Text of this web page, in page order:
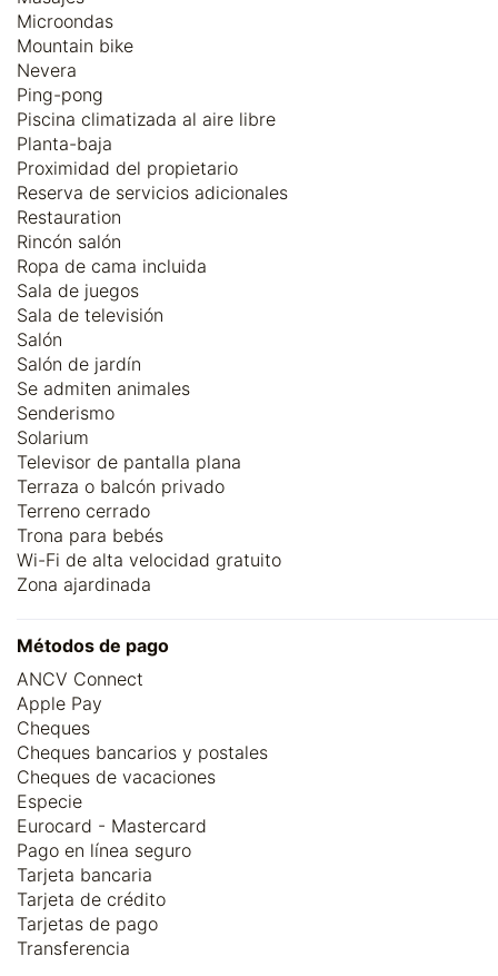
Microondas
Mountain bike
Nevera
Ping-pong
Piscina climatizada al aire libre
Planta-baja
Proximidad del propietario
Reserva de servicios adicionales
Restauration
Rincón salón
Ropa de cama incluida
Sala de juegos
Sala de televisión
Salón
Salón de jardín
Se admiten animales
Senderismo
Solarium
Televisor de pantalla plana
Terraza o balcón privado
Terreno cerrado
Trona para bebés
Wi-Fi de alta velocidad gratuito
Zona ajardinada
Métodos de pago
ANCV Connect
Apple Pay
Cheques
Cheques bancarios y postales
Cheques de vacaciones
Especie
Eurocard - Mastercard
Pago en línea seguro
Tarjeta bancaria
Tarjeta de crédito
Tarjetas de pago
Transferencia